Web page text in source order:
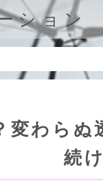
ション
変わら
続